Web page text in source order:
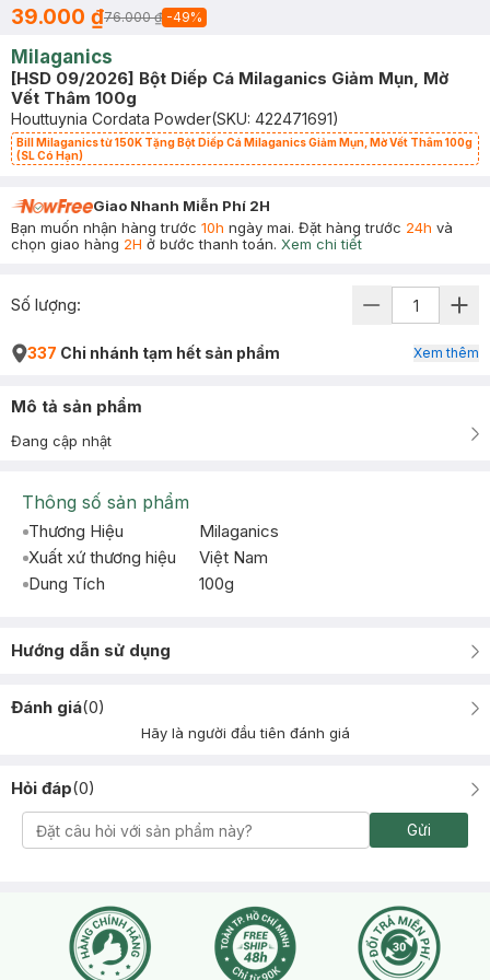
39.000 ₫76.000 ₫ -49%
Milaganics
[HSD 09/2026] Bột Diếp Cá Milaganics Giảm Mụn, Mờ
Vết Thâm 100g
Houttuynia Cordata Powder(SKU: 422471691)
Bill Milaganics từ 150K Tặng Bột Diếp Cá Milaganics Giảm Mụn, Mờ Vết Thâm 100g
(SL Có Hạn)
Giao Nhanh Miễn Phí 2H
Bạn muốn nhận hàng trước 10h ngày mai. Đặt hàng trước 24h và
chọn giao hàng 2H ở bước thanh toán. Xem chi tiết
Số lượng:
337 Chi nhánh tạm hết sản phẩm Xem thêm
Mô tả sản phẩm
Đang cập nhật
Thông số sản phẩm
Thương Hiệu
Milaganics
Xuất xứ thương hiệu
Việt Nam
Dung Tích
100g
Hướng dẫn sử dụng
Đánh giá(0)
Hãy là người đầu tiên đánh giá
Hỏi đáp(0)
Gửi